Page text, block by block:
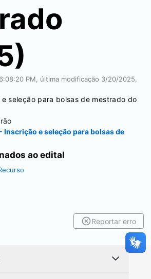
PM , última modificação 3/20/2025,
seleção para bolsas de mestrado do
e seleção para bolsas de
ao edital
Reportar erro